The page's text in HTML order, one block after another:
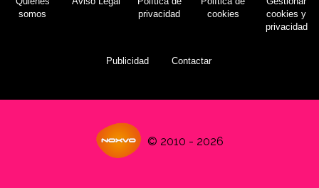
somos
privacidad
cookies
cookies y
privacidad
Publicidad Contactar
© 2010 - 2026